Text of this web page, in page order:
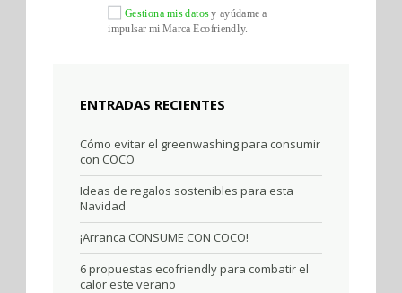
Gestiona mis datosy ayúdame a
impulsar mi Marca Ecofriendly.
ENTRADAS RECIENTES
Cómo evitar el greenwashing para consumir
con COCO
Ideas de regalos sostenibles para esta
Navidad
¡Arranca CONSUME CON COCO!
6 propuestas ecofriendly para combatir el
calor este verano